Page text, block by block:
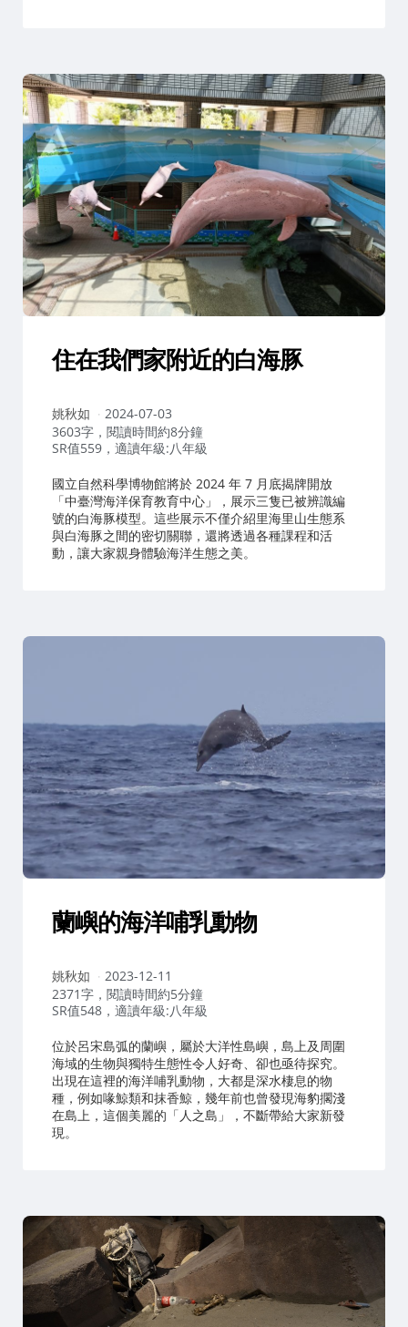
住在我們家附近的白海豚
作
者：
姚秋如
2024-07-03
3603字，閱讀時間約8分鐘
SR值559，適讀年級:八年級
國立自然科學博物館將於 2024 年 7 月底揭牌開放
「中臺灣海洋保育教育中心」，展示三隻已被辨識編
號的白海豚模型。這些展示不僅介紹里海里山生態系
與白海豚之間的密切關聯，還將透過各種課程和活
動，讓大家親身體驗海洋生態之美。
蘭嶼的海洋哺乳動物
作
者：
姚秋如
2023-12-11
2371字，閱讀時間約5分鐘
SR值548，適讀年級:八年級
位於呂宋島弧的蘭嶼，屬於大洋性島嶼，島上及周圍
海域的生物與獨特生態性令人好奇、卻也亟待探究。
出現在這裡的海洋哺乳動物，大都是深水棲息的物
種，例如喙鯨類和抹香鯨，幾年前也曾發現海豹擱淺
在島上，這個美麗的「人之島」，不斷帶給大家新發
現。